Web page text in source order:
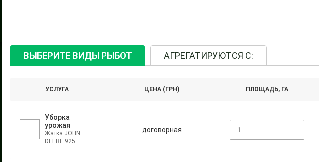
ВЫБЕРИТЕ ВИДЫ РЫБОТ АГРЕГАТИРУЮТСЯ С:
УСЛУГА ЦЕНА (ГРН) ПЛОЩАДЬ, ГА
Уборка
урожая
Жатка JOHN
DEERE 925
договорная